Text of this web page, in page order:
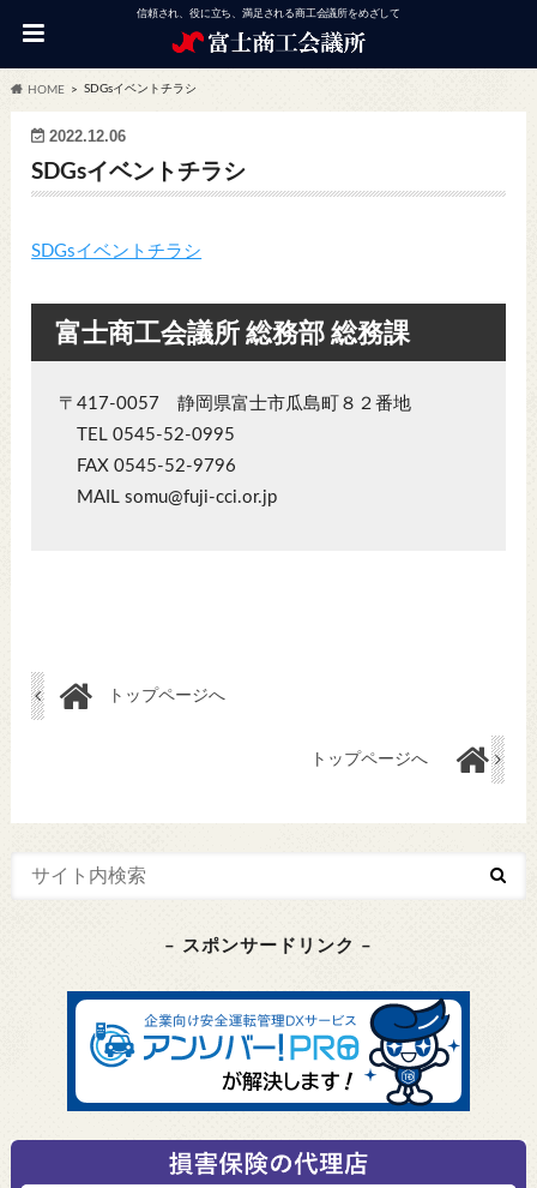
信頼され、役に立ち、満足される商工会議所をめざして
HOME SDGsイベントチラシ
2022.12.06
SDGsイベントチラシ
SDGsイベントチラシ
富士商工会議所 総務部 総務課
〒417-0057 静岡県富士市瓜島町８２番地
TEL 0545-52-0995
FAX 0545-52-9796
MAIL somu@fuji-cci.or.jp
トップページへ
トップページへ
– スポンサードリンク –